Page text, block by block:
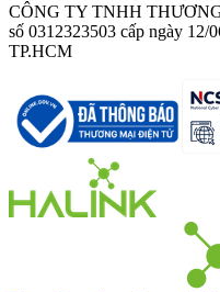
CÔNG TY TNHH
số 0312323503 cấp ngày
TP.HCM